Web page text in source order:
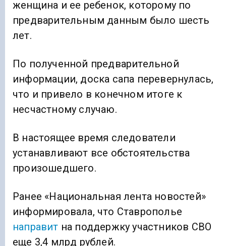
женщина и ее ребенок, которому по
предварительным данным было шесть
лет.
По полученной предварительной
информации, доска сапа перевернулась,
что и привело в конечном итоге к
несчастному случаю.
В настоящее время следователи
устанавливают все обстоятельства
произошедшего.
Ранее «Национальная лента новостей»
информировала, что Ставрополье
направит на поддержку участников СВО
еще 3,4 млрд рублей.